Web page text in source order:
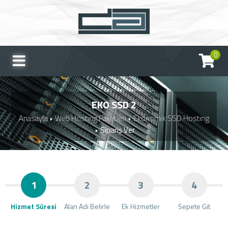
0
EKO SSD 2
Anasayfa Web Hosting Paketleri
Ekonomik SSD Hosting
Sipariş Ver
1
Hizmet Süresi
2
Alan Adı Belirle
3
Ek Hizmetler
4
Sepete Git